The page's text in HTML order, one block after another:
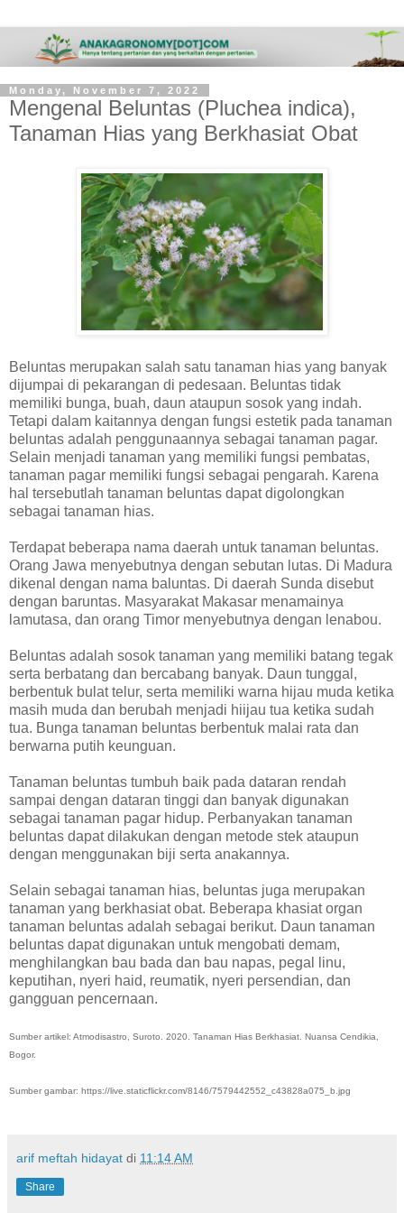
Monday, November 7, 2022
Mengenal Beluntas (Pluchea indica),
Tanaman Hias yang Berkhasiat Obat
Beluntas merupakan salah satu tanaman hias yang banyak
dijumpai di pekarangan di pedesaan. Beluntas tidak
memiliki bunga, buah, daun ataupun sosok yang indah.
Tetapi dalam kaitannya dengan fungsi estetik pada tanaman
beluntas adalah penggunaannya sebagai tanaman pagar.
Selain menjadi tanaman yang memiliki fungsi pembatas,
tanaman pagar memiliki fungsi sebagai pengarah. Karena
hal tersebutlah tanaman beluntas dapat digolongkan
sebagai tanaman hias.
Terdapat beberapa nama daerah untuk tanaman beluntas.
Orang Jawa menyebutnya dengan sebutan lutas. Di Madura
dikenal dengan nama baluntas. Di daerah Sunda disebut
dengan baruntas. Masyarakat Makasar menamainya
lamutasa, dan orang Timor menyebutnya dengan lenabou.
Beluntas adalah sosok tanaman yang memiliki batang tegak
serta berbatang dan bercabang banyak. Daun tunggal,
berbentuk bulat telur, serta memiliki warna hijau muda ketika
masih muda dan berubah menjadi hiijau tua ketika sudah
tua. Bunga tanaman beluntas berbentuk malai rata dan
berwarna putih keunguan.
Tanaman beluntas tumbuh baik pada dataran rendah
sampai dengan dataran tinggi dan banyak digunakan
sebagai tanaman pagar hidup. Perbanyakan tanaman
beluntas dapat dilakukan dengan metode stek ataupun
dengan menggunakan biji serta anakannya.
Selain sebagai tanaman hias, beluntas juga merupakan
tanaman yang berkhasiat obat. Beberapa khasiat organ
tanaman beluntas adalah sebagai berikut. Daun tanaman
beluntas dapat digunakan untuk mengobati demam,
menghilangkan bau bada dan bau napas, pegal linu,
keputihan, nyeri haid, reumatik, nyeri persendian, dan
gangguan pencernaan.
Sumber artikel: Atmodisastro, Suroto. 2020. Tanaman Hias Berkhasiat. Nuansa Cendikia,
Bogor.
Sumber gambar: https://live.staticflickr.com/8146/7579442552_c43828a075_b.jpg
arif meftah hidayat di 11:14 AM
Share